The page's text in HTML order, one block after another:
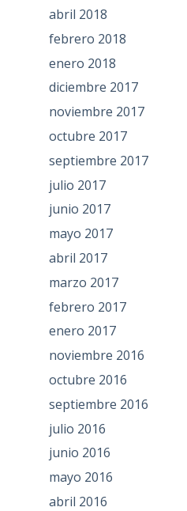
abril 2018
febrero 2018
enero 2018
diciembre 2017
noviembre 2017
octubre 2017
septiembre 2017
julio 2017
junio 2017
mayo 2017
abril 2017
marzo 2017
febrero 2017
enero 2017
noviembre 2016
octubre 2016
septiembre 2016
julio 2016
junio 2016
mayo 2016
abril 2016